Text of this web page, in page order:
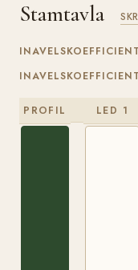
Stamtavla
PROFIL LED 1